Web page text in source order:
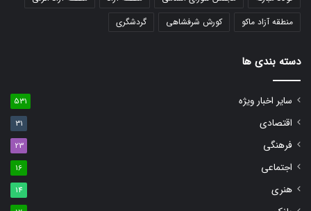
منطقه آزاد ماکو
کورش شرفشاهی گردشگری
دسته بندی ها
سایر اخبار ویژه 531
اقتصادی 31
فرهنگی 23
اجتماعی 16
هنری 14